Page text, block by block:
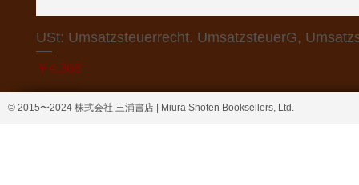
USt: Umsatzsteuerrecht. UmsatzsteuerG,
価格
￥4,368
© 2015〜2024 株式会社 三浦書店 | Miura Shoten Booksellers, Ltd.